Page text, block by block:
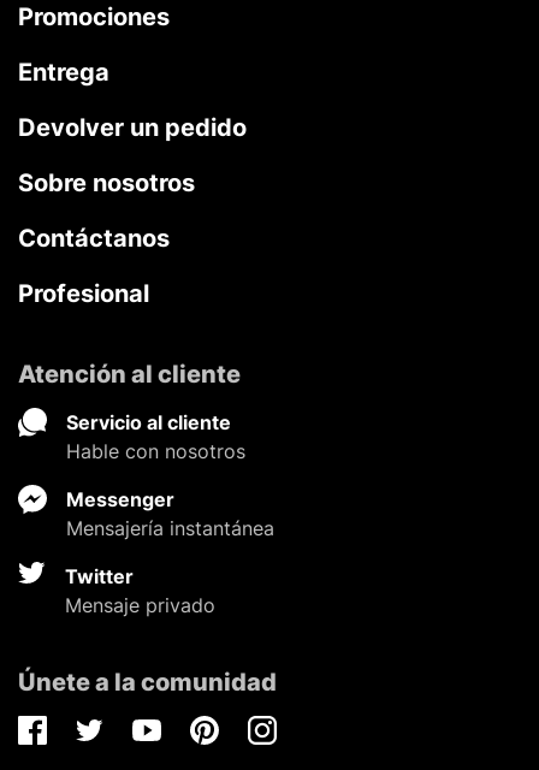
Promociones
Entrega
Devolver un pedido
Sobre nosotros
Contáctanos
Profesional
Atención al cliente
Servicio al cliente
Hable con nosotros
Messenger
Mensajería instantánea
Twitter
Mensaje privado
Únete a la comunidad
FacebookTwitterYoutubePinterestInstagram